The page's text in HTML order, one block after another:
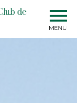
de
MENU